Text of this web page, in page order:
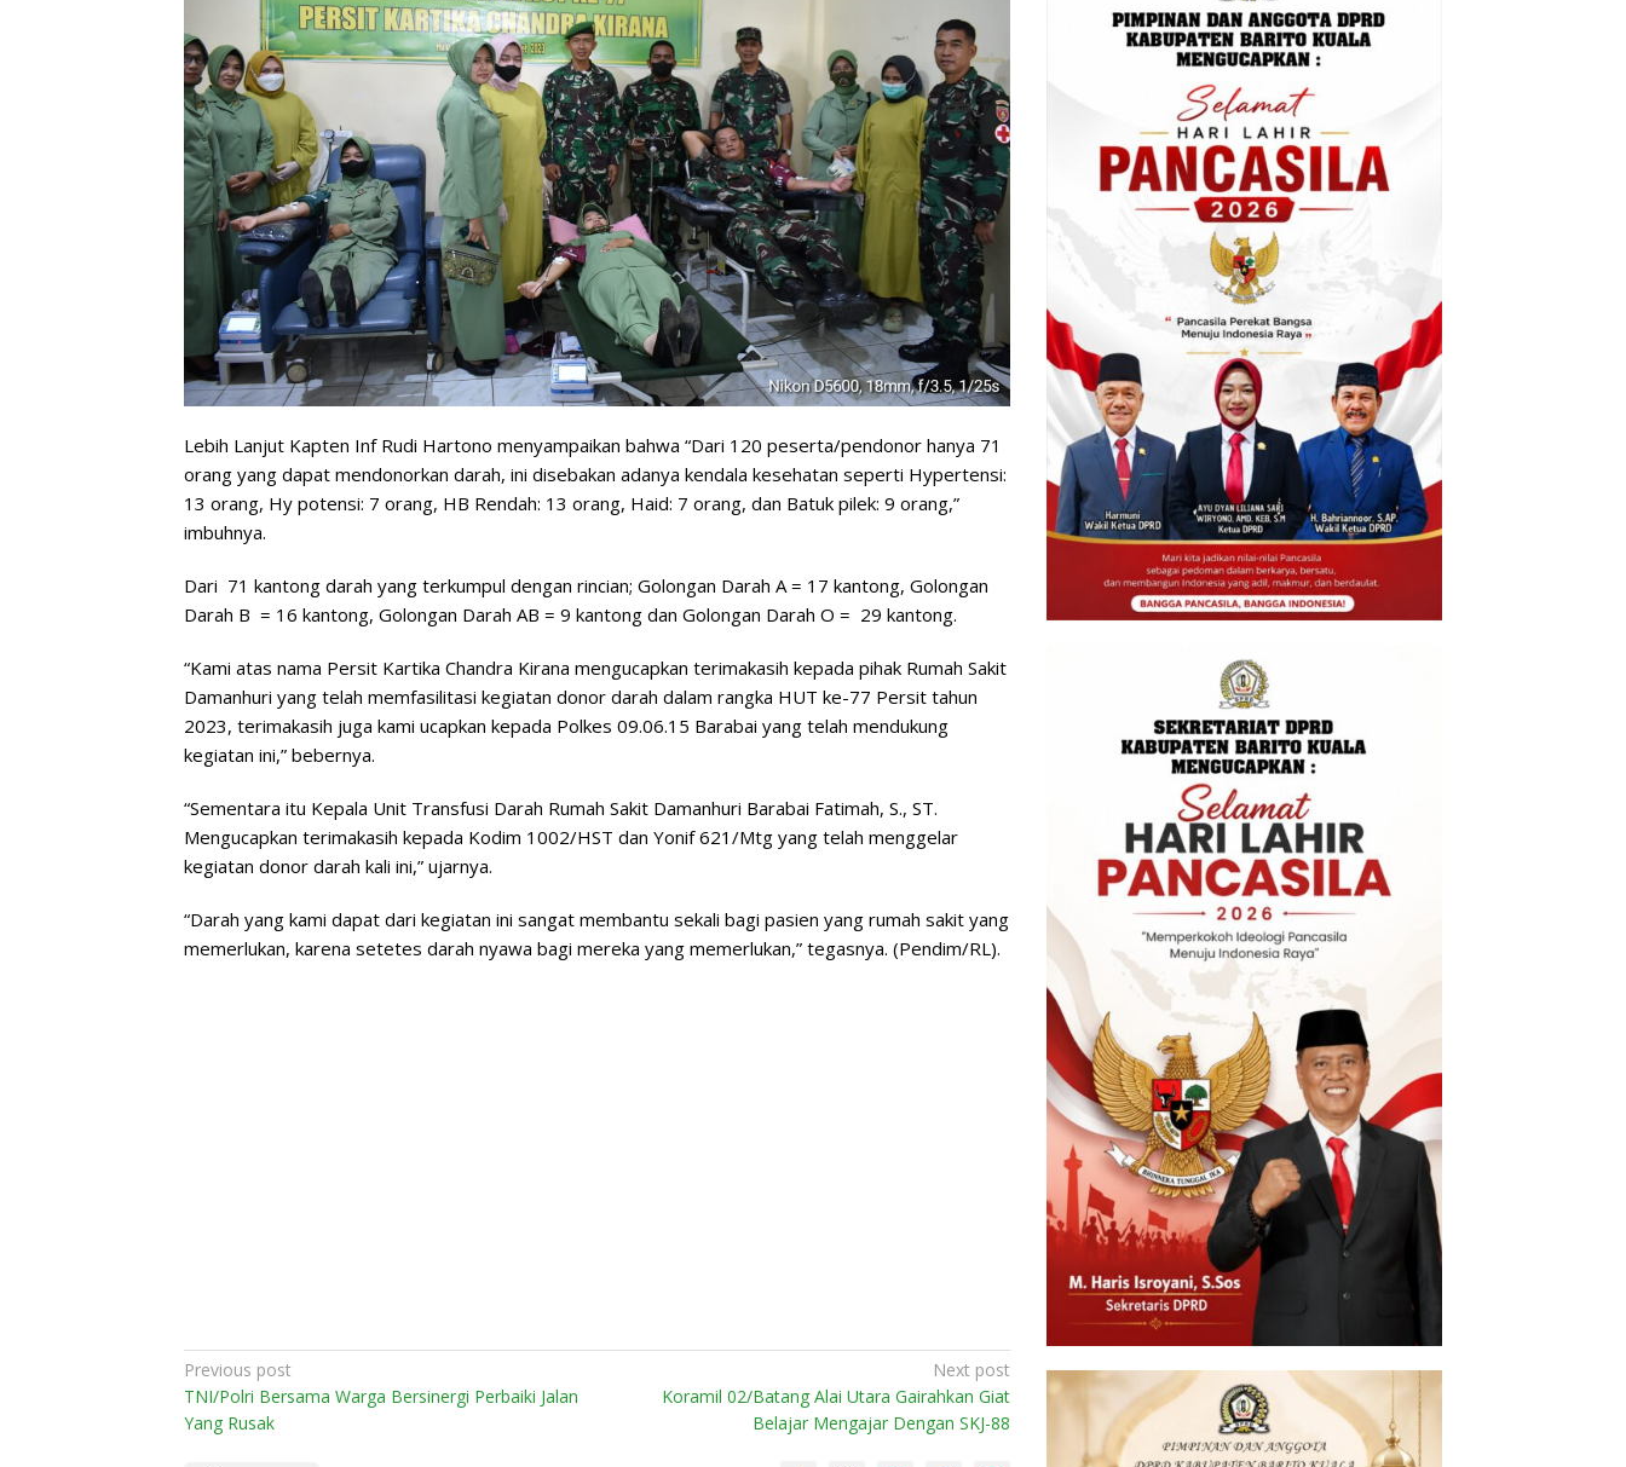
Lebih Lanjut Kapten Inf Rudi Hartono menyampaikan bahwa “Dari 120 peserta/pendonor hanya 71
orang yang dapat mendonorkan darah, ini disebakan adanya kendala kesehatan seperti Hypertensi:
13 orang, Hy potensi: 7 orang, HB Rendah: 13 orang, Haid: 7 orang, dan Batuk pilek: 9 orang,”
imbuhnya.
Dari 71 kantong darah yang terkumpul dengan rincian; Golongan Darah A = 17 kantong, Golongan
Darah B = 16 kantong, Golongan Darah AB = 9 kantong dan Golongan Darah O = 29 kantong.
“Kami atas nama Persit Kartika Chandra Kirana mengucapkan terimakasih kepada pihak Rumah Sakit
Damanhuri yang telah memfasilitasi kegiatan donor darah dalam rangka HUT ke-77 Persit tahun
2023, terimakasih juga kami ucapkan kepada Polkes 09.06.15 Barabai yang telah mendukung
kegiatan ini,” bebernya.
“Sementara itu Kepala Unit Transfusi Darah Rumah Sakit Damanhuri Barabai Fatimah, S., ST.
Mengucapkan terimakasih kepada Kodim 1002/HST dan Yonif 621/Mtg yang telah menggelar
kegiatan donor darah kali ini,” ujarnya.
“Darah yang kami dapat dari kegiatan ini sangat membantu sekali bagi pasien yang rumah sakit yang
memerlukan, karena setetes darah nyawa bagi mereka yang memerlukan,” tegasnya. (Pendim/RL).
Post
navigation
Previous post
TNI/Polri Bersama Warga Bersinergi Perbaiki Jalan
Yang Rusak
Next post
Koramil 02/Batang Alai Utara Gairahkan Giat
Belajar Mengajar Dengan SKJ-88